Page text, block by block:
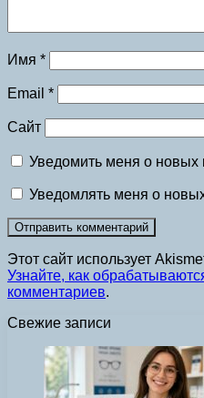
Имя *
Email *
Сайт
Уведомить меня о новых
Уведомлять меня о
Этот сайт использует
Узнайте, как
комментариев.
Свежие записи